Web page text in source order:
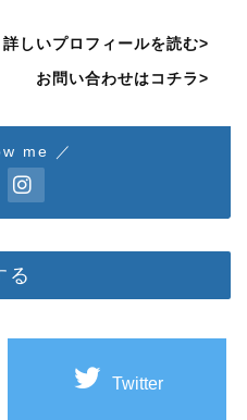
詳しいプロフィールを読む>
お問い合わせはコチラ>
me ／
る
Twitter